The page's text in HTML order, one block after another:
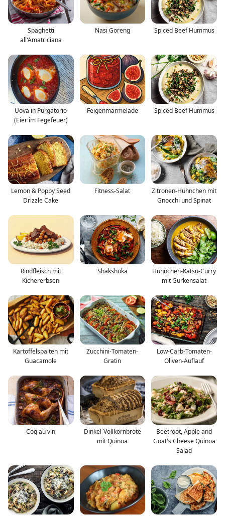
Spaghetti
all'Amatriciana
Nasi Goreng Spiced Beef Hummus
Uova in Purgatorio
(Eier im Fegefeuer)
Feigenmarmelade Spiced Beef Hummus
Lemon & Poppy Seed
Drizzle Cake
Fitness-Salat
Zitronen-Hühnchen mit
Gnocchi und Spinat
Rindfleisch mit
Kichererbsen
Shakshuka
Hühnchen-Katsu-Curry
mit Gurkensalat
Kartoffelspalten mit
Guacamole
Zucchini-Tomaten-
Gratin
Low-Carb-Tomaten-
Oliven-Auflauf
Coq au vin
Dinkel-Vollkornbrote
mit Quinoa
Beetroot, Apple and
Goat's Cheese Quinoa
Salad